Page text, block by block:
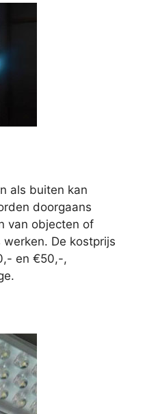
als buiten kan
doorgaans
van objecten of
De kostprijs
en €50,-,